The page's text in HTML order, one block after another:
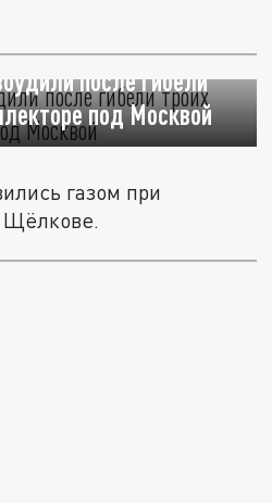
после гибели
под Москвой
газом при
Щёлкове.